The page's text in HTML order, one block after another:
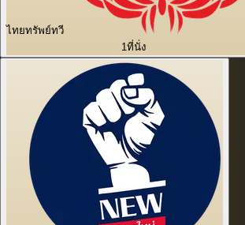
ไทยทรัพย์ทวี
1ที่นั่ง